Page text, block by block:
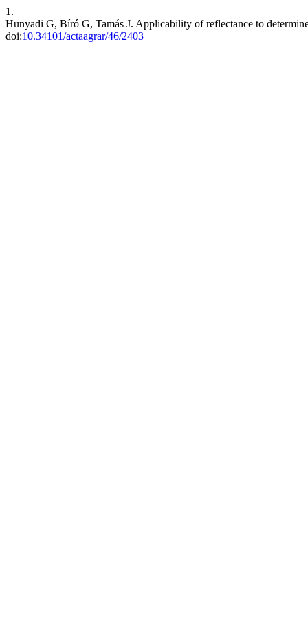
1.
Hunyadi G, Bíró G, Tamás J. Applicability of reflectance to
doi:10.34101/actaagrar/46/2403